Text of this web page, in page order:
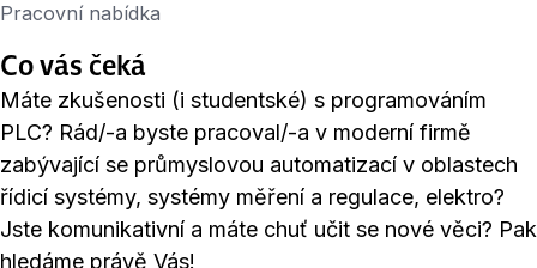
Pracovní nabídka
Co vás čeká
Máte zkušenosti (i studentské) s programováním
PLC? Rád/-a byste pracoval/-a v moderní firmě
zabývající se průmyslovou automatizací v oblastech
řídicí systémy, systémy měření a regulace, elektro?
Jste komunikativní a máte chuť učit se nové věci? Pak
hledáme právě Vás!